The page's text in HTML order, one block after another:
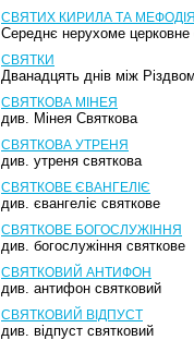
СВЯТИХ КИРИЛА ТА МЕФОДІЯ
Середнє нерухоме церковне
СВЯТКИ
Дванадцять днів між
СВЯТКОВА МІНЕЯ
див. Мінея Святкова
СВЯТКОВА УТРЕНЯ
див. утреня святкова
СВЯТКОВЕ ЄВАНГЕЛІЄ
див. євангеліє святкове
СВЯТКОВЕ БОГОСЛУЖІННЯ
див. богослужіння святкове
СВЯТКОВИЙ АНТИФОН
див. антифон святковий
СВЯТКОВИЙ ВІДПУСТ
див. відпуст святковий